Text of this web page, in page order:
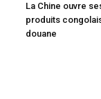
La Chine ouvre
produits
douane